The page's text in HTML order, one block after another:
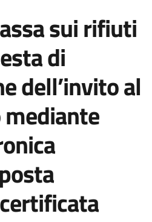
sui rifiuti
di
dell’invito al